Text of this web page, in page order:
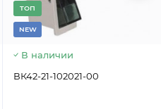
TОП
NEW
В наличии
ВК42-21-102021-00